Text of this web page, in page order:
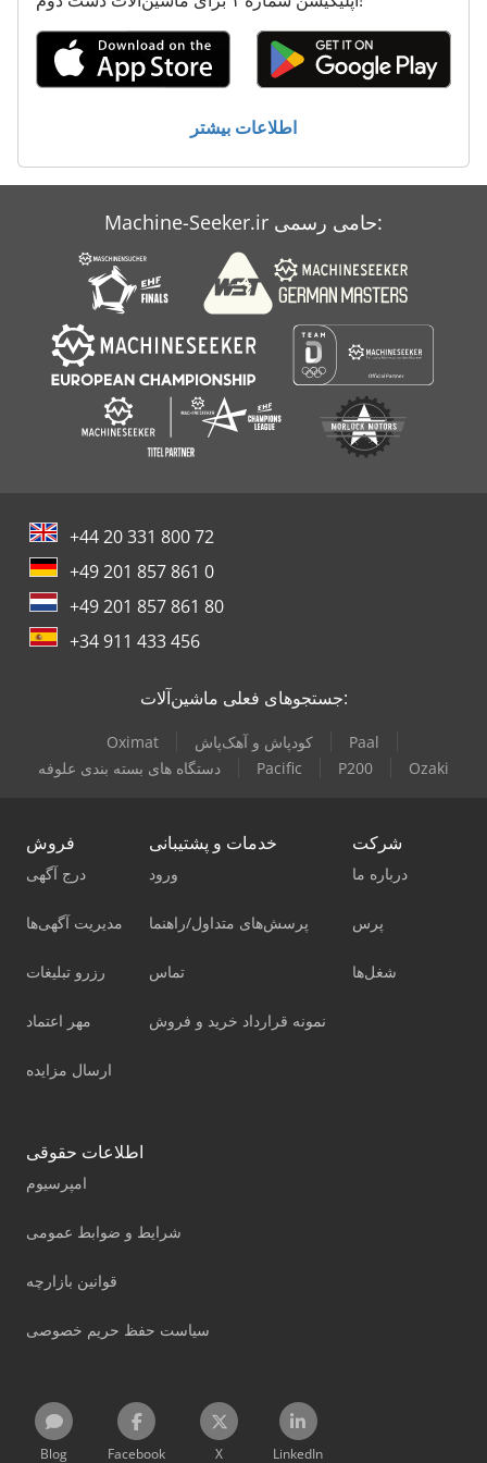
معاون 200 Mm
اطلاعات بیشتر
Machine-Seeker.ir حامی رسمی:
+44 20 331 800 72
+49 201 857 861 0
+49 201 857 861 80
+34 911 433 456
جستجوهای فعلی ماشین‌آلات:
Oximat کودپاش و آهک‌پاش
Paal
دستگاه های بسته بندی علوفه
Pacific P200 Ozaki
فروش
درج آگهی
مدیریت آگهی‌ها
رزرو تبلیغات
مهر اعتماد
ارسال مزایده
خدمات و پشتیبانی
ورود
پرسش‌های متداول/راهنما
تماس
نمونه قرارداد خرید و فروش
شرکت
درباره ما
پرس
شغل‌ها
اطلاعات حقوقی
امپرسیوم
شرایط و ضوابط عمومی
قوانین بازارچه
سیاست حفظ حریم خصوصی
Blog Facebook X LinkedIn